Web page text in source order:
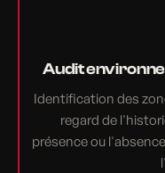
Audit
Identification des
regard de
présence ou